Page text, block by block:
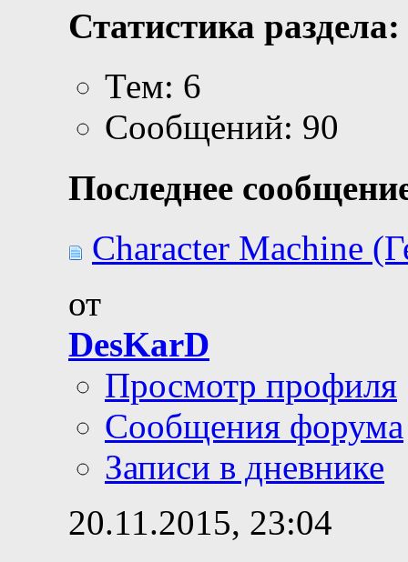
Статистика раздела:
Тем: 6
Сообщений: 90
Последнее
Character Machine
от
DesKarD
Просмотр профиля
Сообщения форума
Записи в дневнике
20.11.2015, 23:04